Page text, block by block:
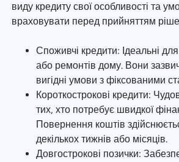
виду кредиту свої особливості та
враховувати перед прийняттям
Споживчі кредити: Ідеальні
або ремонтів дому. Вони
вигідні умови з фіксованими
Короткострокові кредити:
тих, хто потребує швидкої
Повернення коштів
декількох тижнів або місяців.
Довгострокові позички: